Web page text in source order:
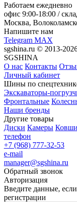
Работаем ежедневно
офис 9:00-18:00 /
Москва,
Напишите нам
Telegram MAX
sgshina.ru © 2013-
SGSHINA
О нас Контакты
Личный кабинет
Шины по
Экскаваторы-
Фронтальные
Наши бренды
Другие товары
Диски Камеры Ковши
телефон
+7 (968) 777-32-53
e-mail
manager@sgshina.ru
Обратный звонок
Авторизация
Введите данные,
регистрации